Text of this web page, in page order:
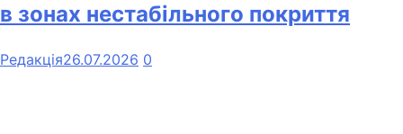
в зонах нестабільного покриття
Редакція26.07.2026 0